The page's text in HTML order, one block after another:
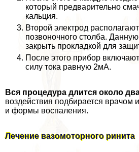
который предварительно
кальция.
Второй электрод
позвоночного столба.
закрыть прокладкой для
После этого прибор
силу тока равную 2мА.
Вся процедypa длится около
воздействия подбирается врачом
и формы воспаления.
Лечение вазомоторного ринита